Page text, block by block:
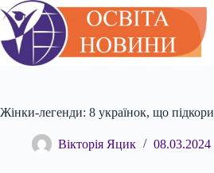
Перейти
до
вмісту
Жінки-легенди: 8 українок, що
Вікторія Яцик 08.03.2024